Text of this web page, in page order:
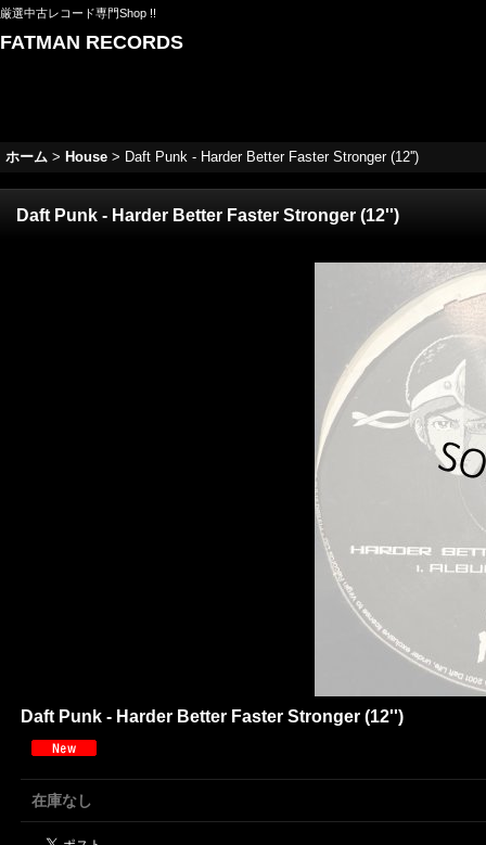
厳選中古レコード専門Shop !!
FATMAN RECORDS
ホーム > House > Daft Punk - Harder Better Faster Stronger (12'')
Daft Punk - Harder Better Faster Stronger (12'')
Daft Punk - Harder Better Faster Stronger (12'')
在庫なし